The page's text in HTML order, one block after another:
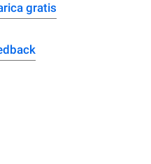
gratis